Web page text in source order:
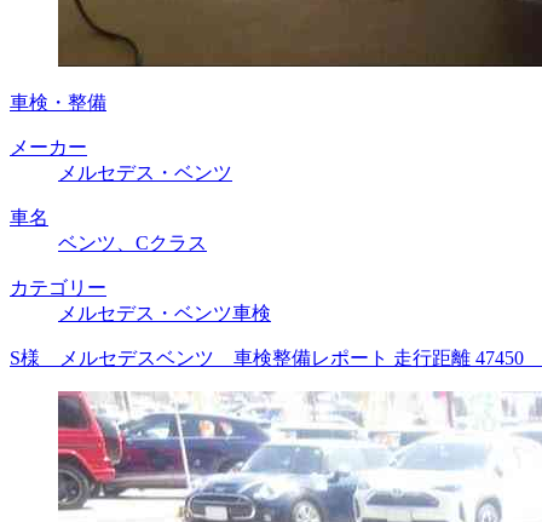
車検・整備
メーカー
メルセデス・ベンツ
車名
ベンツ、Cクラス
カテゴリー
メルセデス・ベンツ車検
S様 メルセデスベンツ 車検整備レポート 走行距離 47450